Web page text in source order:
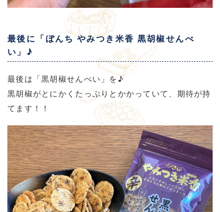
最後に「ぼんち やみつき米香 黒胡椒せんべ
い」♪
最後は「黒胡椒せんべい」を♪
黒胡椒がとにかくたっぷりとかかっていて、期待が持
てます！！